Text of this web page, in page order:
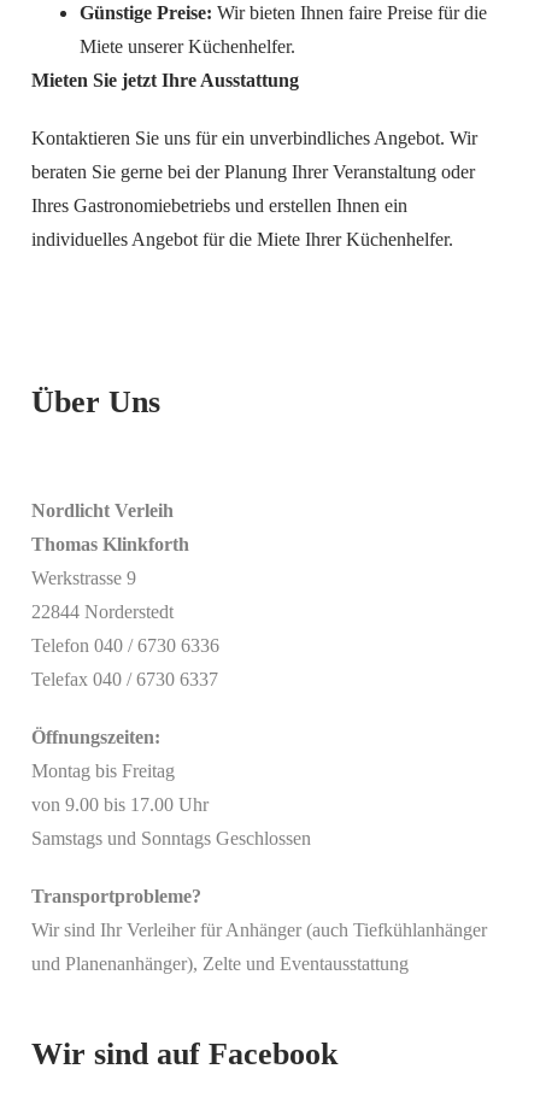
Günstige Preise: Wir bieten Ihnen faire Preise für die
Miete unserer Küchenhelfer.
Mieten Sie jetzt Ihre Ausstattung
Kontaktieren Sie uns für ein unverbindliches Angebot. Wir
beraten Sie gerne bei der Planung Ihrer Veranstaltung oder
Ihres Gastronomiebetriebs und erstellen Ihnen ein
individuelles Angebot für die Miete Ihrer Küchenhelfer.
Über Uns
Nordlicht Verleih
Thomas Klinkforth
Werkstrasse 9
22844 Norderstedt
Telefon 040 / 6730 6336
Telefax 040 / 6730 6337
Öffnungszeiten:
Montag bis Freitag
von 9.00 bis 17.00 Uhr
Samstags und Sonntags Geschlossen
Transportprobleme?
Wir sind Ihr Verleiher für Anhänger (auch Tiefkühlanhänger
und Planenanhänger), Zelte und Eventausstattung
Wir sind auf Facebook
Mit
akzeptieren